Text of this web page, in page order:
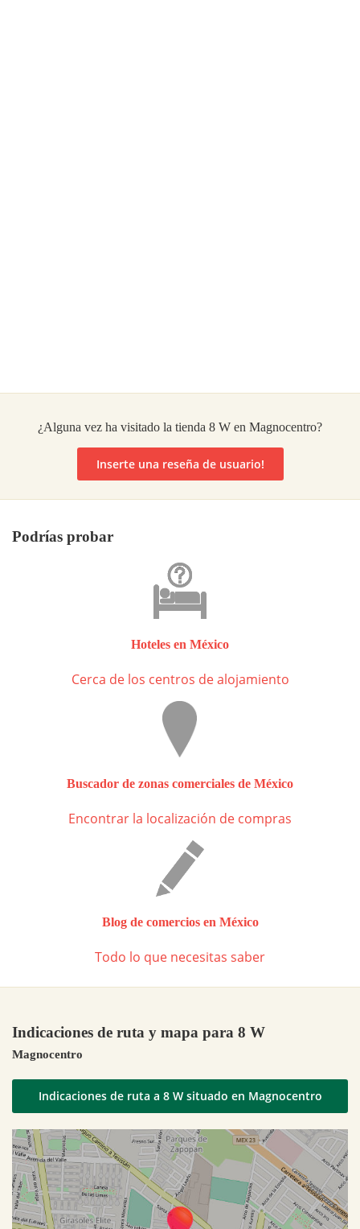
¿Alguna vez ha visitado la tienda 8 W en Magnocentro?
Inserte una reseña de usuario!
Podrías probar
Hoteles en México
Cerca de los centros de alojamiento
Buscador de zonas comerciales de México
Encontrar la localización de compras
Blog de comercios en México
Todo lo que necesitas saber
Indicaciones de ruta y mapa para 8 W
Magnocentro
Indicaciones de ruta a 8 W situado en Magnocentro